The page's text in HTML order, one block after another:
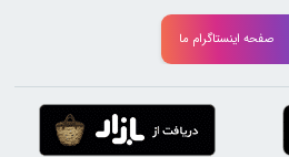
صفحه اینستاگرام ما